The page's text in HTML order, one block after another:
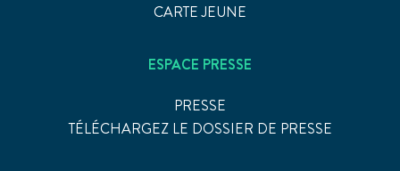
CARTE JEUNE
ESPACE PRESSE
PRESSE
TÉLÉCHARGEZ LE DOSSIER DE PRESSE